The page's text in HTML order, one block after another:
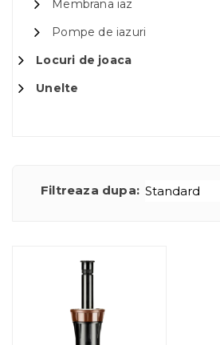
Membrana iaz
Pompe de iazuri
Locuri de joaca
Unelte
Filtreaza dupa: